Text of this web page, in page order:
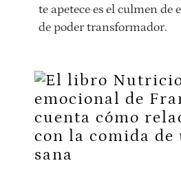
te apetece es el culmen de
de poder transformador.